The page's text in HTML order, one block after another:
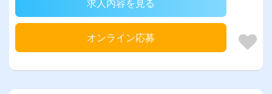
求人内容を見る
オンライン応募